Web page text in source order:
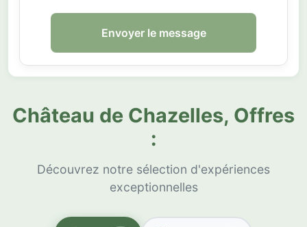
Envoyer le message
Château de Chazelles, Offres
:
Découvrez notre sélection d'expériences
exceptionnelles